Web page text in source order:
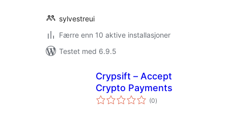
sylvestreui
Færre enn 10 aktive installasjoner
Testet med 6.9.5
Crypsift – Accept
Crypto Payments
(0totale
vurderinger
)